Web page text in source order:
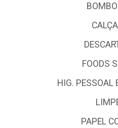
FOODS
HIG. PESSOAL
PAPEL